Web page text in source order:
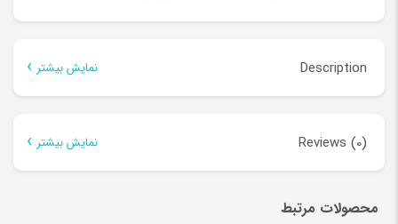
Description نمایش بیشتر
دستگاه جوش لیزری
آیا علاقه مند به خرید
Reviews (0) نمایش بیشتر
Be the first to review “دستگاه جوش لیزر 2kw”
محصولات مرتبط